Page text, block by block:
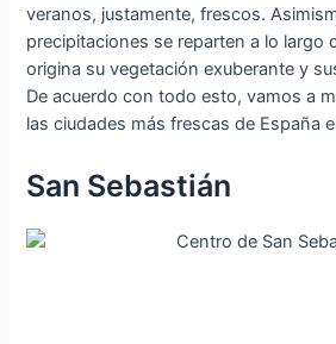
veranos, justamente, frescos.
precipitaciones se reparten a lo largo
origina su vegetación exuberante y
De acuerdo con todo esto, vamos a
las ciudades más frescas de España
San Sebastián